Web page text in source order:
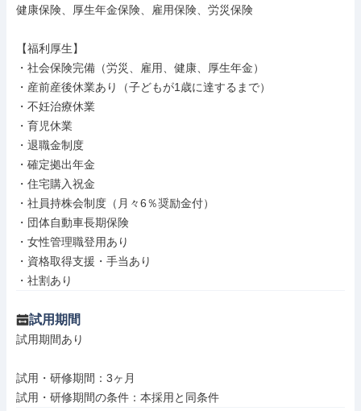
健康保険、厚生年金保険、雇用保険、労災保険
【福利厚生】
・社会保険完備（労災、雇用、健康、厚生年金）
・産前産後休業あり（子どもが1歳に達するまで）
・不妊治療休業
・育児休業
・退職金制度
・確定拠出年金
・住宅購入祝金
・社員持株会制度（月々6％奨励金付）
・団体自動車長期保険
・女性管理職登用あり
・資格取得支援・手当あり
・社割あり
試用期間
試用期間あり
試用・研修期間：3ヶ月